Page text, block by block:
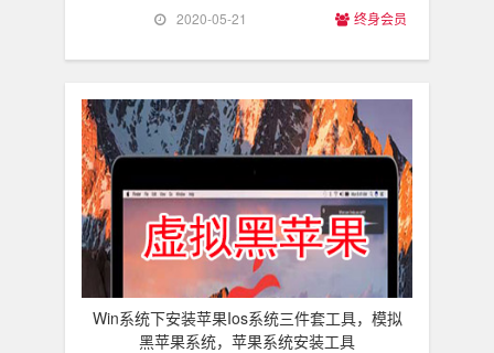
2020-05-21 终身会员
Win系统下安装苹果Ios系统三件套工具，模拟
黑苹果系统，苹果系统安装工具